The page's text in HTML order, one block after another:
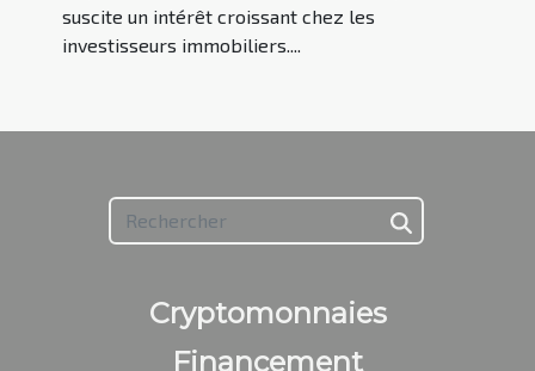
suscite un intérêt croissant chez les
investisseurs immobiliers....
Cryptomonnaies
Financement